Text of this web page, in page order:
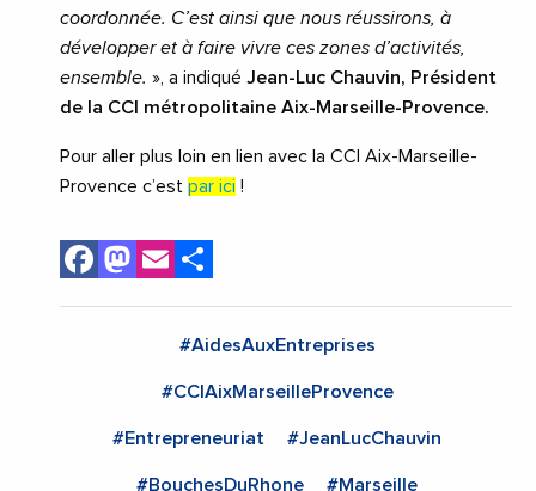
coordonnée. C’est ainsi que nous réussirons, à
développer et à faire vivre ces zones d’activités,
ensemble. », a indiqué Jean-Luc Chauvin, Président
de la CCI métropolitaine Aix-Marseille-Provence.
Pour aller plus loin en lien avec la CCI Aix-Marseille-
Provence c’est par ici !
Facebook
Mastodon
Email
#AidesAuxEntreprises
#CCIAixMarseilleProvence
#Entrepreneuriat #JeanLucChauvin
#BouchesDuRhone #Marseille